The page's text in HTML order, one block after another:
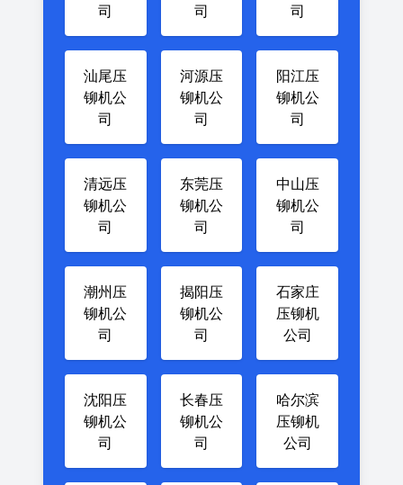
司
司
司
汕尾压
铆机公
司
河源压
铆机公
司
阳江压
铆机公
司
清远压
铆机公
司
东莞压
铆机公
司
中山压
铆机公
司
潮州压
铆机公
司
揭阳压
铆机公
司
石家庄
压铆机
公司
沈阳压
铆机公
司
长春压
铆机公
司
哈尔滨
压铆机
公司